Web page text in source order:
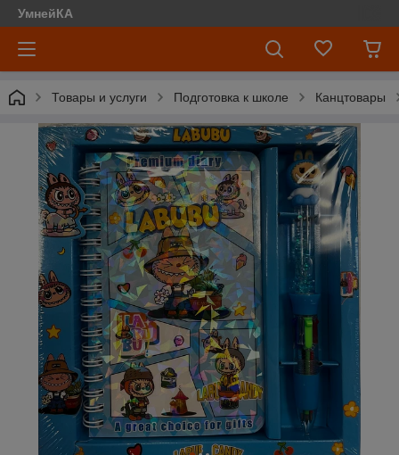
УмнейКА
Товары и услуги Подготовка к школе Канцтовары